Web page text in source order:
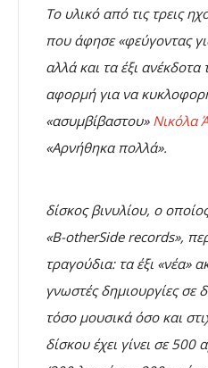
Το υλικό από τις τρεις
που άφησε «φεύγοντας
αλλά και τα έξι
αφορμή για να
«ασυμβίβαστου» Νικόλα
«Αρνήθηκα πολλά».
δίσκος βινυλίου, ο
«B-otherSide records»,
τραγούδια: τα έξι «νέα»
γνωστές δημιουργίες σε
τόσο μουσικά όσο και
δίσκου έχει γίνει σε 500